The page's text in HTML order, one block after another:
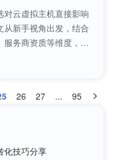
对云虚拟主机直接影响
从新手视角出发，结合
务商资质等维度，整
26 27 ... 95
化技巧分享